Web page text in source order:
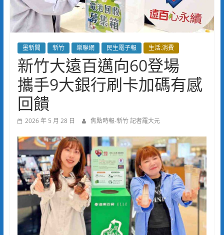
墨新聞 新竹 樂聯網 民生電子報 生活.消費
新竹大遠百邁向60登場
攜手9大銀行刷卡加碼有感
回饋
2026 年 5 月 28 日 焦點時報-新竹 記者羅大元